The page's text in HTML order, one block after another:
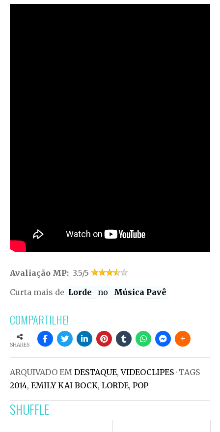
Avaliação MP: 3.5/5
Curta mais de Lorde no Música Pavê
COMPARTILHE!
SHARES
ARQUIVADO EM DESTAQUE,VIDEOCLIPES · TAGS
2014, EMILY KAI BOCK, LORDE, POP
SHUFFLE